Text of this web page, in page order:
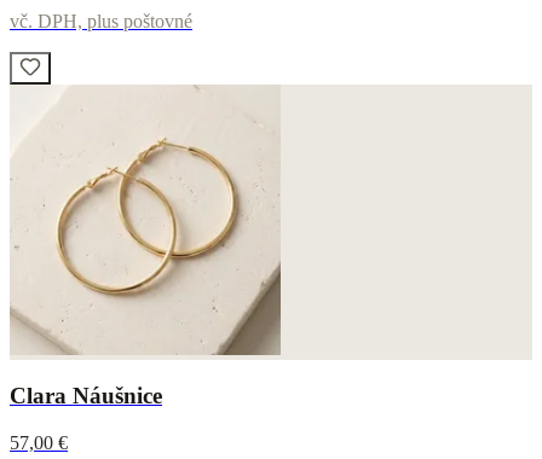
vč. DPH, plus poštovné
Clara Náušnice
57,00 €